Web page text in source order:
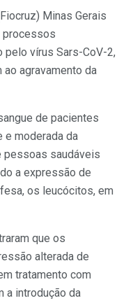
Minas Gerais
processos
pelo vírus Sars-CoV-2,
agravamento da
de pacientes
moderada da
pessoas saudáveis
a expressão de
os leucócitos, em
que os
alterada de
tratamento com
a introdução da